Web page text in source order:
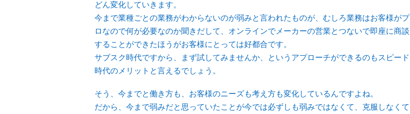
どん変化していきます。
今まで業種ごとの業務がわからないのが弱みと言われたものが、むしろ業務はお客様がプ
ロなので何が必要なのか聞きだして、オンラインでメーカーの営業とつないで即座に商談
することができたほうがお客様にとっては好都合です。
サブスク時代ですから、まず試してみませんか、というアプローチができるのもスピード
時代のメリットと言えるでしょう。
そう、今までと働き方も、お客様のニーズも考え方も変化しているんですよね。
だから、今まで弱みだと思っていたことが今では必ずしも弱みではなくて、克服しなくて